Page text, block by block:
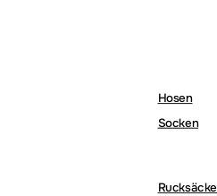
Hosen
Socken
Rucksäcke